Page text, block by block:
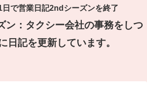
日で営業日記2ndシーズンを終了
ン：タクシー会社の事務をしつ
日記を更新しています。